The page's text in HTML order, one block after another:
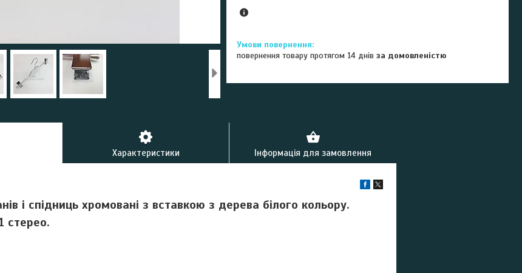
повернення товару протягом 14 днівза домовленістю
Характеристики Інформація для замовлення
і спідниць хромовані з вставкою з дерева білого кольору.
стерео.